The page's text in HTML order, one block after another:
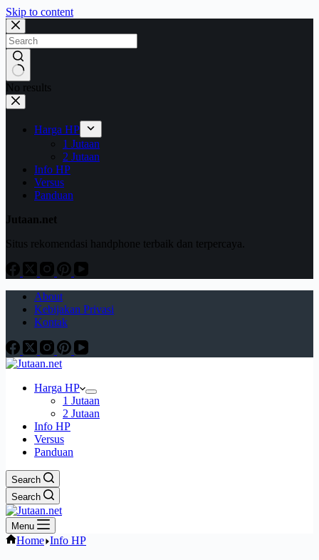
Skip to content
No results
Harga HP
1 Jutaan
2 Jutaan
Info HP
Versus
Panduan
Jutaan.net
Situs rekomendasi handphone terbaik dan terpercaya.
About
Kebijakan Privasi
Kontak
Harga HP
1 Jutaan
2 Jutaan
Info HP
Versus
Panduan
Search
Search
Menu
Home Info HP